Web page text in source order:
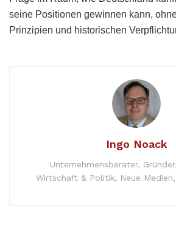
seine Positionen gewinnen kann,
Prinzipien und historischen
Ingo Noack
Unternehmensberater,
Wirtschaft & Politik, Neue